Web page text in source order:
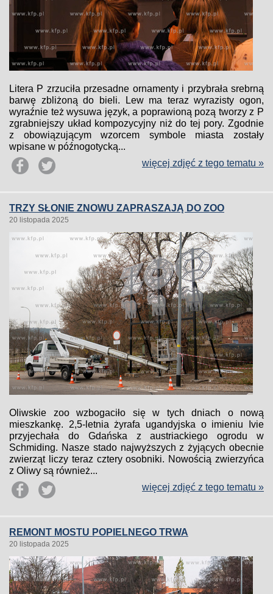
Litera P zrzuciła przesadne ornamenty i przybrała srebrną
barwę zbliżoną do bieli. Lew ma teraz wyrazisty ogon,
wyraźnie też wysuwa język, a poprawioną pozą tworzy z P
zgrabniejszy układ kompozycyjny niż do tej pory. Zgodnie
z obowiązującym wzorcem symbole miasta zostały
wpisane w późnogotycką...
więcej zdjęć z tego tematu »
TRZY SŁONIE ZNOWU ZAPRASZAJĄ DO ZOO
20 listopada 2025
Oliwskie zoo wzbogaciło się w tych dniach o nową
mieszkankę. 2,5-letnia żyrafa ugandyjska o imieniu Ivie
przyjechała do Gdańska z austriackiego ogrodu w
Schmiding. Nasze stado najwyższych z żyjących obecnie
zwierząt liczy teraz cztery osobniki. Nowością zwierzyńca
z Oliwy są również...
więcej zdjęć z tego tematu »
REMONT MOSTU POPIELNEGO TRWA
20 listopada 2025